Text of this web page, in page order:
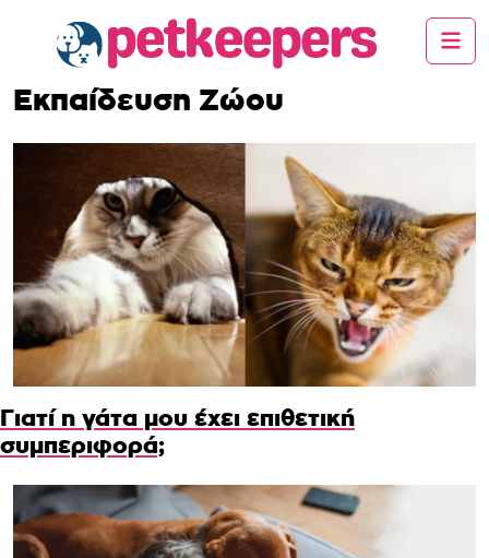
Εκπαίδευση Ζώου
Γιατί η γάτα μου έχει επιθετική
συμπεριφορά;